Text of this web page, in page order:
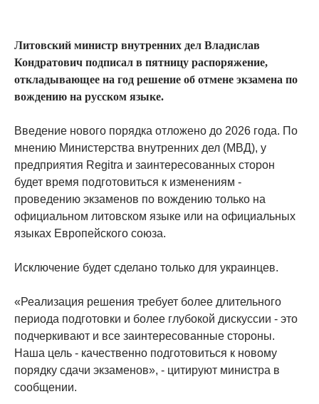
Литовский министр внутренних дел Владислав
Кондратович подписал в пятницу распоряжение,
откладывающее на год решение об отмене экзамена по
вождению на русском языке.
Введение нового порядка отложено до 2026 года. По
мнению Министерства внутренних дел (МВД), у
предприятия Regitra и заинтересованных сторон
будет время подготовиться к изменениям -
проведению экзаменов по вождению только на
официальном литовском языке или на официальных
языках Европейского союза.
Исключение будет сделано только для украинцев.
«Реализация решения требует более длительного
периода подготовки и более глубокой дискуссии - это
подчеркивают и все заинтересованные стороны.
Наша цель - качественно подготовиться к новому
порядку сдачи экзаменов», - цитируют министра в
сообщении.